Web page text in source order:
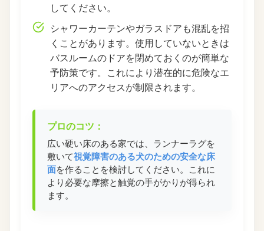
してください。
シャワーカーテンやガラスドアも混乱を招
くことがあります。使用していないときは
バスルームのドアを閉めておくのが簡単な
予防策です。これにより潜在的に危険なエ
リアへのアクセスが制限されます。
プロのコツ：
広い硬い床のある家では、ランナーラグを
敷いて視覚障害のある犬のための安全な床
面を作ることを検討してください。これに
より必要な摩擦と触覚の手がかりが得られ
ます。